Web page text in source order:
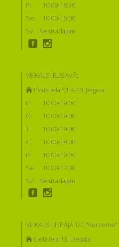
P:
10:00-18:30
Se:
10:00-15:00
Sv:
Nestrādājam
VEIKALS JELGAVĀ:
Pasta iela 51 K-10, Jelgava
P:
10:00-19:00
O:
10:00-19:00
T:
10:00-19:00
C:
10:00-19:00
P:
10:00-19:00
Se:
10:00-17:00
Sv:
Nestrādājam
VEIKALS LIEPĀJĀ T/C "Kurzeme":
Lielā iela 13, Liepāja